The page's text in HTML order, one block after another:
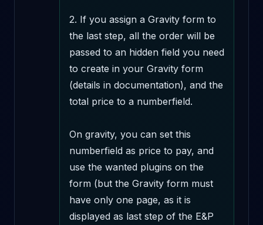
2. If you assign a Gravity form to
the last step, all the order will be
passed to an hidden field you need
to create in your Gravity form
(details in documentation), and the
total price to a numberfield.
On gravity, you can set this
numberfield as price to pay, and
use the wanted plugins on the
form (but the Gravity form must
have only one page, as it is
displayed as last step of the E&P